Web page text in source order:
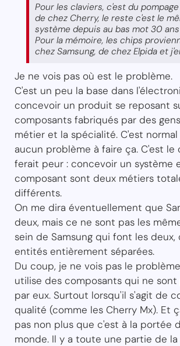
Pour les claviers, c'est du
de chez Cherry, le reste c'est le
système depuis au bas mot 30 ans
Pour la mémoire, les chips
chez Samsung, de chez Elpida et
Je ne vois pas où est le problème.
C'est un peu la base dans
concevoir un produit se reposant
composants fabriqués par des
métier et la spécialité. C'est
aucun problème à faire ça. C'est le
ferait peur : concevoir un système
composant sont deux métiers
différents.
On me dira éventuellement que
deux, mais ce ne sont pas les
sein de Samsung qui font les
entités entièrement séparées.
Du coup, je ne vois pas le
utilise des composants qui ne
par eux. Surtout lorsqu'il s'agit de
qualité (comme les Cherry Mx). Et
pas non plus que c'est à la portée
monde. Il y a toute une partie de